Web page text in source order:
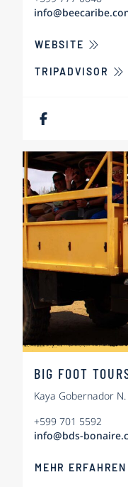
WEBSITE ÜBER
TRIPADVISOR
BIG FOOT
Kaya Gobernador
+599 701 5592
info@bds-
MEHR ERFAHREN